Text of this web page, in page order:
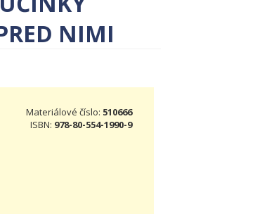
NIMI
Materiálové číslo: 510666
ISBN: 978-80-554-1990-9